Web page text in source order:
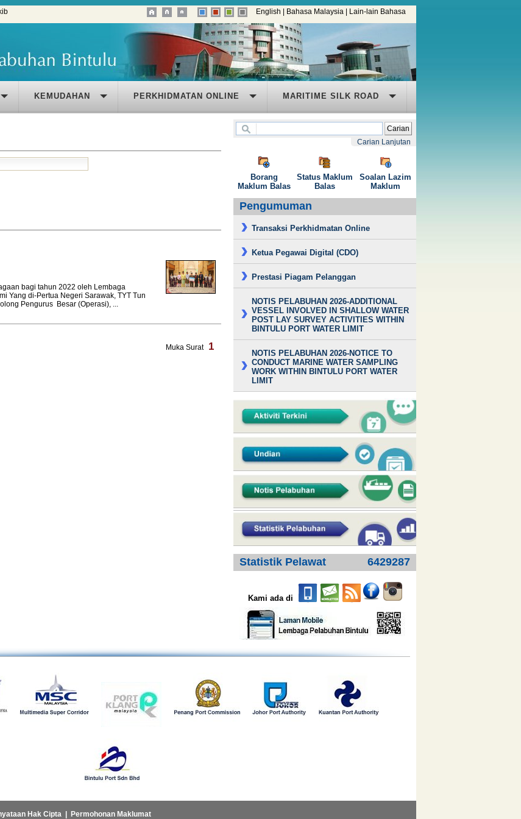
English Bahasa Malaysia Lain-lain Bahasa
KEMUDAHAN PERKHIDMATAN ONLINE MARITIME SILK ROAD
bagi tahun 2022 oleh Lembaga
Yang di-Pertua Negeri Sarawak, TYT Tun
Pengurus Besar (Operasi), ...
Muka Surat 1
Carian
Carian Lanjutan
Borang
Maklum Balas
Status Maklum
Balas
Soalan Lazim
Maklum
Pengumuman
Transaksi Perkhidmatan Online
Ketua Pegawai Digital (CDO)
Prestasi Piagam Pelanggan
NOTIS PELABUHAN 2026-ADDITIONAL
VESSEL INVOLVED IN SHALLOW WATER
POST LAY SURVEY ACTIVITIES WITHIN
BINTULU PORT WATER LIMIT
NOTIS PELABUHAN 2026-NOTICE TO
CONDUCT MARINE WATER SAMPLING
WORK WITHIN BINTULU PORT WATER
LIMIT
Statistik Pelawat 6429287
Kami ada di
Hak Cipta Permohonan Maklumat